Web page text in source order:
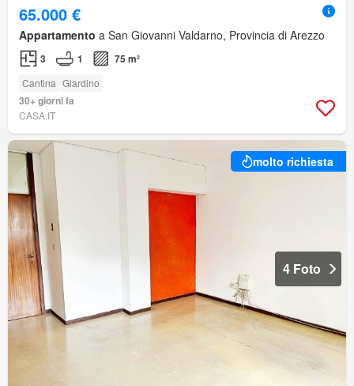
65.000 €
Appartamento a San Giovanni Valdarno, Provincia di Arezzo
3 1 75 m²
Cantina Giardino
30+ giorni fa
CASA.IT
molto richiesta
4 Foto